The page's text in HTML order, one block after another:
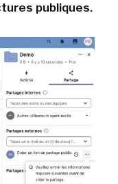
publiques.